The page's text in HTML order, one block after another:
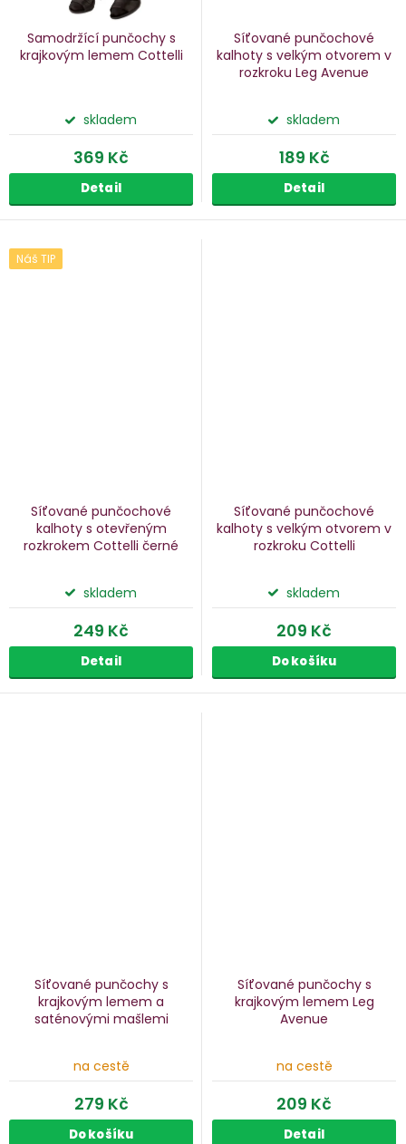
Samodržící punčochy s
krajkovým lemem Cottelli
skladem
369 Kč
Detail
Síťované punčochové
kalhoty s velkým otvorem v
rozkroku Leg Avenue
skladem
189 Kč
Detail
Náš TIP
Síťované punčochové
kalhoty s otevřeným
rozkrokem Cottelli černé
skladem
249 Kč
Detail
Síťované punčochové
kalhoty s velkým otvorem v
rozkroku Cottelli
skladem
209 Kč
Do košíku
Síťované punčochy s
krajkovým lemem a
saténovými mašlemi
na cestě
279 Kč
Do košíku
Síťované punčochy s
krajkovým lemem Leg
Avenue
na cestě
209 Kč
Detail